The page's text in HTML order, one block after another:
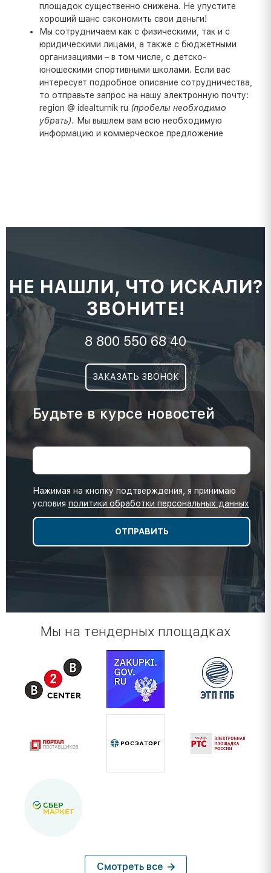
площадок существенно снижена. Не упустите
хороший шанс сэкономить свои деньги!
Мы сотрудничаем как с физическими, так и с
юридическими лицами, а также с бюджетными
организациями – в том числе, с детско-
юношескими спортивными школами. Если вас
интересует подробное описание сотрудничества,
то отправьте запрос на нашу электронную почту:
region @ idealturnik ru (пробелы необходимо
убрать). Мы вышлем вам всю необходимую
информацию и коммерческое предложение
НЕ НАШЛИ, ЧТО ИСКАЛИ?
ЗВОНИТЕ!
8 800 550 68 40
ЗАКАЗАТЬ ЗВОНОК
Будьте в курсе новостей
Нажимая на кнопку подтверждения, я принимаю
условия политики обработки персональных данных
Мы на тендерных площадках
Смотреть все